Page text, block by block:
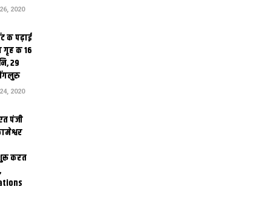
2020
क पढ़ाई
गृह क 16
29
2020
पंजी
शुरू करत